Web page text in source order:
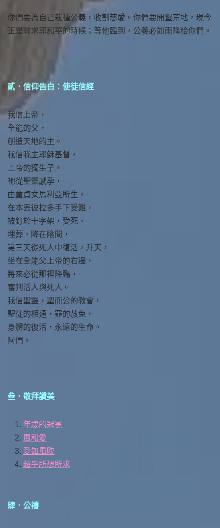
你們要為自己栽種公義，收割慈愛。你們要開墾荒地，現今
正是尋求耶和華的時候；等他臨到，公義必如雨降給你們。
貳．信仰告白：使徒信經
我信上帝，
全能的父，
創造天地的主。
我信我主耶穌基督，
上帝的獨生子。
祂從聖靈感孕，
由童貞女馬利亞所生，
在本丟彼拉多手下受難，
被釘於十字架，受死，
埋葬，降在陰間，
第三天從死人中復活，升天，
坐在全能父上帝的右邊，
將來必從那裡降臨，
審判活人與死人。
我信聖靈，聖而公的教會，
聖徒的相通，罪的赦免，
身體的復活，永遠的生命。
阿們。
叁．敬拜讚美
年歲的冠冕
風和愛
愛如風吹
超乎所想所求
肆．公禱